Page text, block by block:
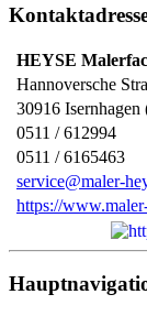
HEYSE
Hannoversche
30916
0511 / 612994
0511 / 6165463
service@maler-
https://